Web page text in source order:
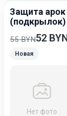
Защита арок
(подкрылок)
55 BYN52
Новая
Нет фото